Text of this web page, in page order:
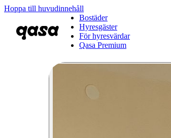
Hoppa till huvudinnehåll
Bostäder
Hyresgäster
För hyresvärdar
Qasa Premium